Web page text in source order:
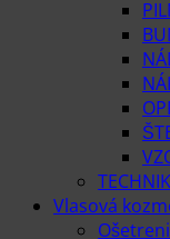
Vlasová